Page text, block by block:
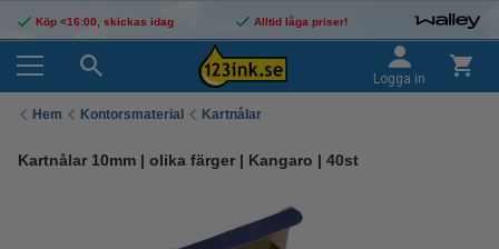
Köp <16:00, skickas idag Alltid låga priser!
Logga in
Hem Kontorsmaterial Kartnålar
Kartnålar 10mm | olika färger | Kangaro | 40st